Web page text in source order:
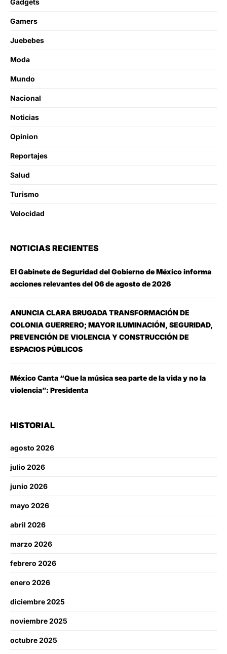
Gamers
Juebebes
Moda
Mundo
Nacional
Noticias
Opinion
Reportajes
Salud
Turismo
Velocidad
NOTICIAS RECIENTES
El Gabinete de Seguridad del Gobierno de México informa
acciones relevantes del 06 de agosto de 2026
ANUNCIA CLARA BRUGADA TRANSFORMACIÓN DE
COLONIA GUERRERO; MAYOR ILUMINACIÓN, SEGURIDAD,
PREVENCIÓN DE VIOLENCIA Y CONSTRUCCIÓN DE
ESPACIOS PÚBLICOS
México Canta “Que la música sea parte de la vida y no la
violencia”: Presidenta
HISTORIAL
agosto 2026
julio 2026
junio 2026
mayo 2026
abril 2026
marzo 2026
febrero 2026
enero 2026
diciembre 2025
noviembre 2025
octubre 2025